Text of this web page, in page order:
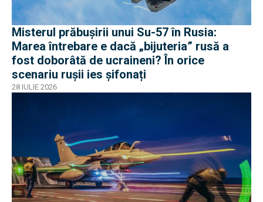
Misterul prăbușirii unui Su-57 în Rusia:
Marea întrebare e dacă „bijuteria” rusă a
fost doborâtă de ucraineni? În orice
scenariu rușii ies șifonați
28 IULIE 2026